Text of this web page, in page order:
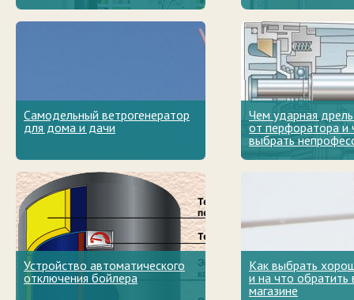
Самодельный ветрогенератор
для дома и дачи
Чем ударная
от перфоратора и
выбрать
Устройство автоматического
отключения бойлера
Как выбрать
и на что обратить
магазине